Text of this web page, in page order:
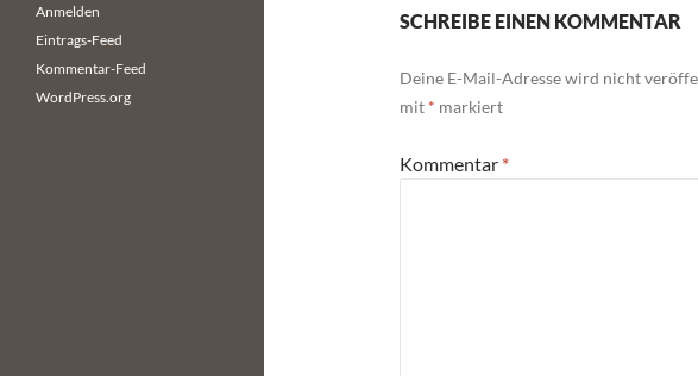
SCHREIBE EINEN KOMMENTAR
Deine E-Mail-Adresse wird nicht
mit * markiert
Kommentar *
Anmelden
Eintrags-Feed
Kommentar-Feed
WordPress.org